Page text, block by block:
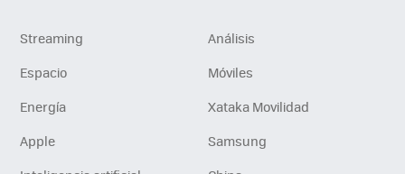
Streaming
Análisis
Espacio
Móviles
Energía
Xataka Movilidad
Apple
Samsung